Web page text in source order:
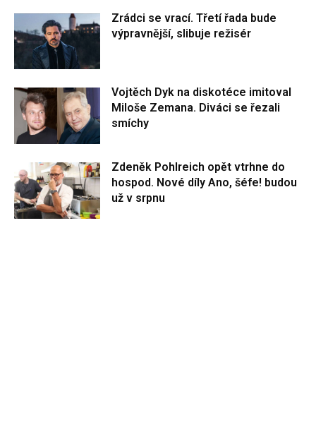
Zrádci se vrací. Třetí řada bude
výpravnější, slibuje režisér
Vojtěch Dyk na diskotéce imitoval
Miloše Zemana. Diváci se řezali
smíchy
Zdeněk Pohlreich opět vtrhne do
hospod. Nové díly Ano, šéfe! budou
už v srpnu